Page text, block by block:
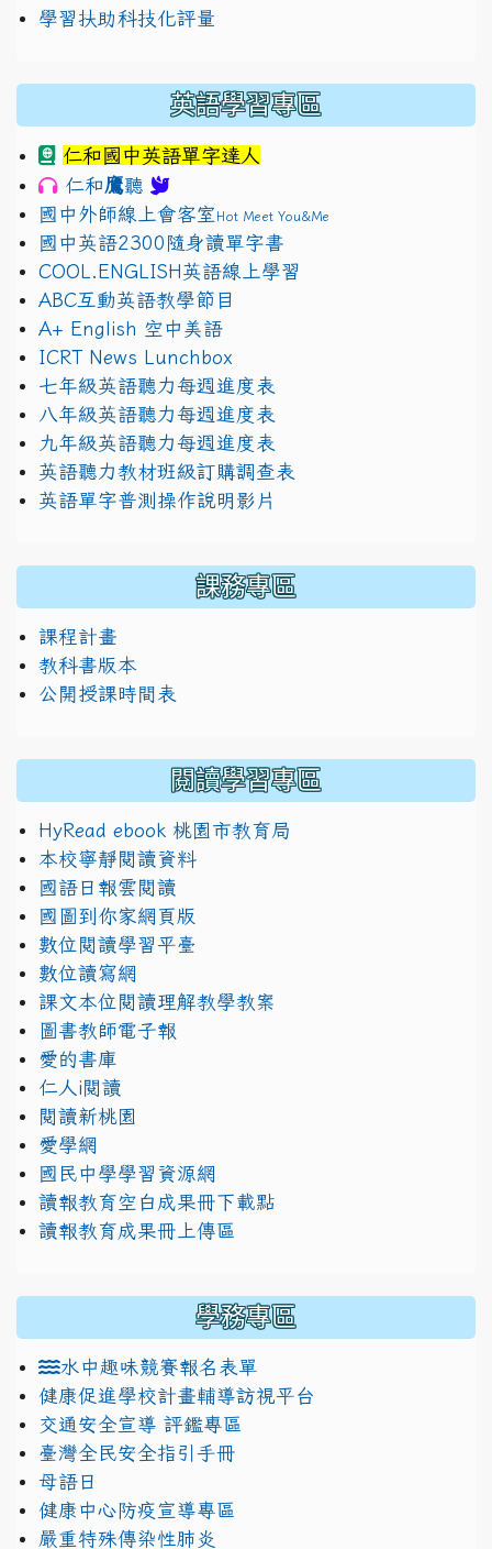
學習扶助科技化評量
英語學習專區
仁和國中英語單字達人
仁和鷹聽
國中外師線上會客室Hot Meet You&Me
國中英語2300隨身讀單字書
COOL.ENGLISH英語線上學習
ABC互動英語教學節目
A+ English 空中美語
ICRT News Lunchbox
七年級英語聽力每週進度表
八年級英語聽力每週進度表
九年級英語聽力每週進度表
英語聽力教材班級訂購調查表
英語單字普測操作說明影片
課務專區
課程計畫
教科書版本
公開授課時間表
閱讀學習專區
HyRead ebook 桃園市教育局
本校寧靜閱讀資料
國語日報雲閱讀
國圖到你家網頁版
數位閱讀學習平臺
數位讀寫網
課文本位閱讀理解教學教案
圖書教師電子報
愛的書庫
仁人i閱讀
閱讀新桃園
愛學網
國民中學學習資源網
讀報教育空白成果冊下載點
讀報教育成果冊上傳區
學務專區
水中趣味競賽報名表單
健康促進學校計畫輔導訪視平台
交通安全宣導 評鑑專區
臺灣全民安全指引手冊
母語日
健康中心防疫宣導專區
嚴重特殊傳染性肺炎